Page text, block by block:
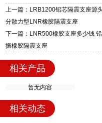
装指导全套服务，
迎宾大街 9 号，厂
上一篇：LRB1200铅芯隔震支座源
分散力型LNR橡胶隔震支座
下一篇：LNR500橡胶支座多少钱
振橡胶隔震支座
相关产品
暂无内容
相关动态